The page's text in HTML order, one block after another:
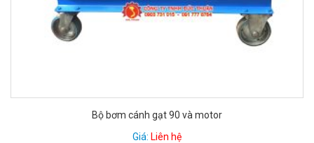
Bộ bơm cánh gạt 90 và motor
Giá: Liên hệ